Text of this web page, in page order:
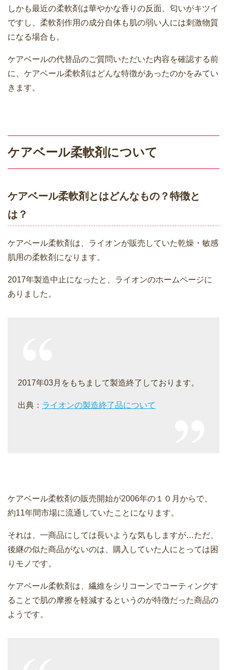
しかも最近の柔軟剤は華やかな香りの反面、匂いがキツイ
ですし、柔軟剤作用の成分自体も肌の弱い人には刺激物質
になる場合も。
ケアベールの代替品のご質問いただいた内容を確認する前
に、ケアベール柔軟剤はどんな特徴があったのかをみてい
きます。
ケアベール柔軟剤について
ケアベール柔軟剤とはどんなもの？特徴と
は？
ケアベール柔軟剤は、ライオンが販売していた乾燥・敏感
肌用の柔軟剤になります。
2017年製造中止になったと、ライオンのホームページに
ありました。
2017年03月をもちまして製造終了しております。
出典： ライオンの製造終了品について
ケアベール柔軟剤の販売開始が2006年の１０月からで、
約11年間市場に流通していたことになります。
それは、一商品にしては長いような気もしますが…ただ、
後継の似た商品がないのは、購入していた人にとっては困
りモノです。
ケアベール柔軟剤は、繊維をシリコーンでコーティングす
ることで肌の摩擦を軽減するというのが特徴だった商品の
ようです。